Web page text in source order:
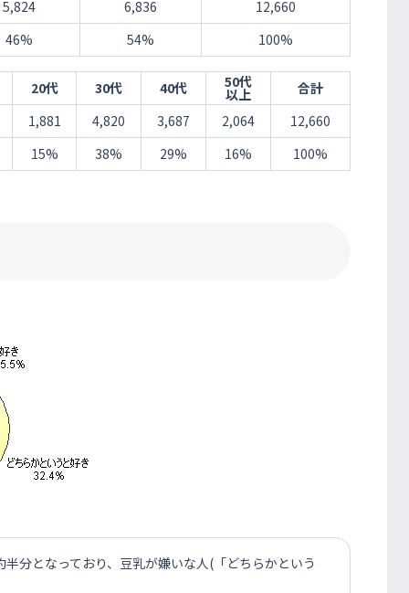
5,824
6,836
12,660
46%
54% 100%
20代 30代 40代 50代
以上
合計
1,881
4,820 3,687 2,064
12,660
15%
38% 29% 16% 100%
分となっており、豆乳が嫌いな人(「どちらかという